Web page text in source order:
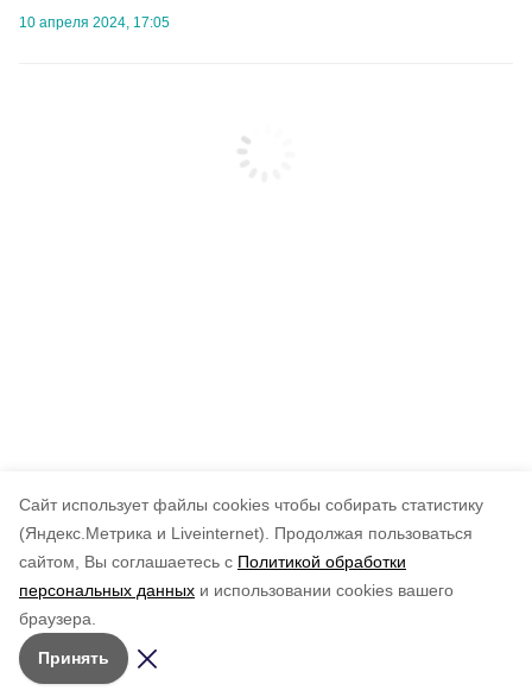
Cайт использует файлы cookies чтобы собирать статистику
(Яндекс.Метрика и Liveinternet).
Продолжая пользоваться
сайтом, Вы соглашаетесь с Политикой обработки
персональных данных и использовании cookies вашего
браузера.
Принять
10 апреля 2024, 17:05